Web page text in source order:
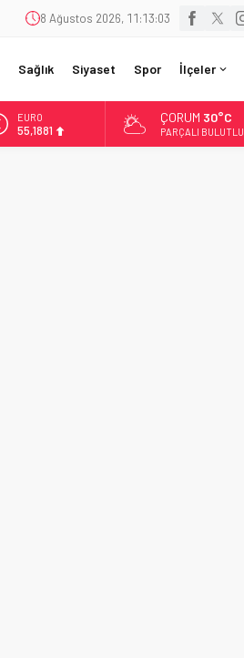
8 Ağustos 2026, 11:13:05
Sağlık Siyaset Spor İlçeler
EURO
55,1881
ÇORUM 30°C
PARÇALI BULUTLU